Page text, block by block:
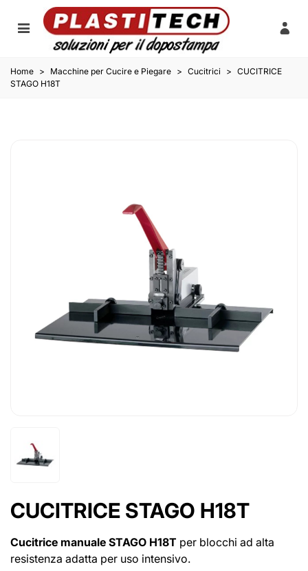
Home > Macchine per Cucire e Piegare > Cucitrici > CUCITRICE
STAGO H18T
CUCITRICE STAGO H18T
Cucitrice manuale STAGO H18T per blocchi ad alta
resistenza adatta per uso intensivo.